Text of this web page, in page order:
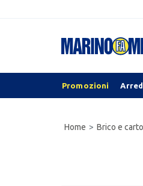
Promozioni
Home Brico e